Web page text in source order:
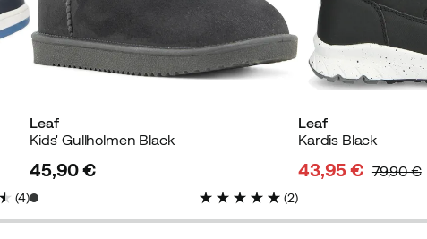
(4)
Leaf
Kids' Gullholmen Black
price
45,90 €
(2)
Leaf
Kardis Black
43,95 € 79,90 €